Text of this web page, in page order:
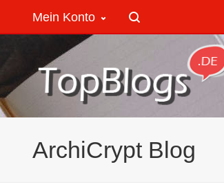
Mein Konto
ArchiCrypt Blog